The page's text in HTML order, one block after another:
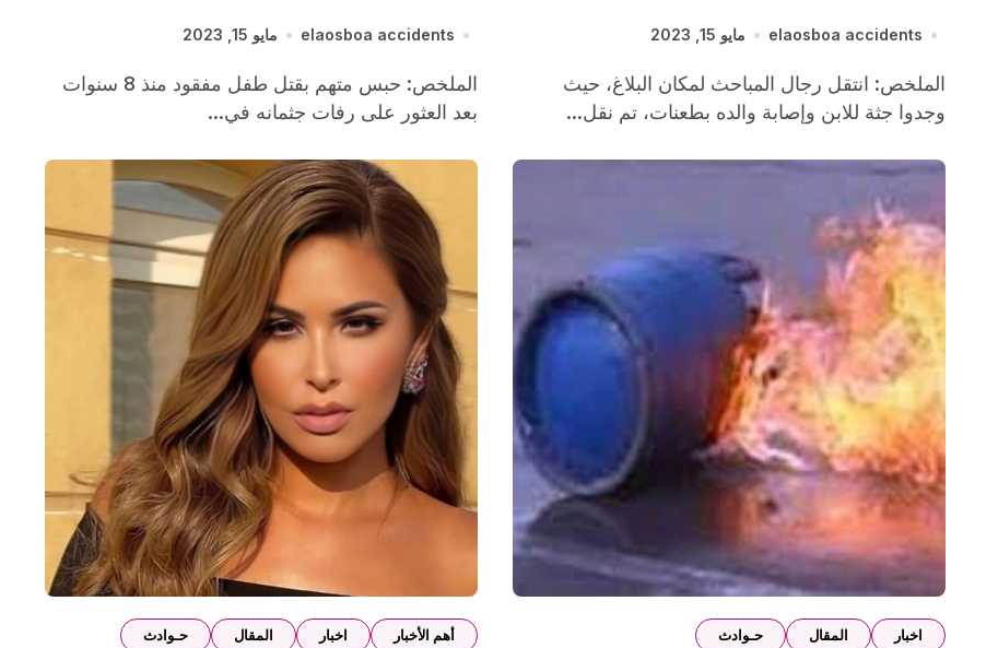
السلام
elaosboa accidents مايو 15, 2023
الملخص: انتقل رجال المباحث لمكان البلاغ، حيث
وجدوا جثة للابن وإصابة والده بطعنات، تم نقل...
elaosboa accidents مايو 15, 2023
الملخص: حبس متهم بقتل طفل مفقود منذ 8 سنوات
بعد العثور على رفات جثمانه في...
اخبار المقال حـوادث أهم الأخبار اخبار المقال حـوادث